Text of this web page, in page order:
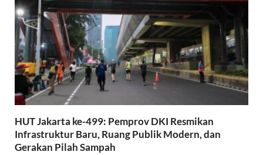
HUT Jakarta ke-499: Pemprov DKI Resmikan
Infrastruktur Baru, Ruang Publik Modern, dan
Gerakan Pilah Sampah